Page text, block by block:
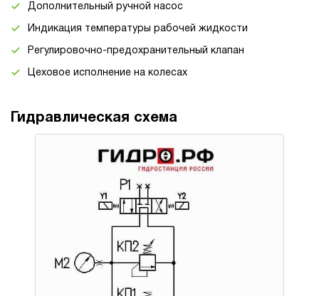
Дополнительный ручной насос
Индикация температуры рабочей жидкости
Регулировочно-предохранительный клапан
Цеховое исполнение на колесах
Гидравлическая схема